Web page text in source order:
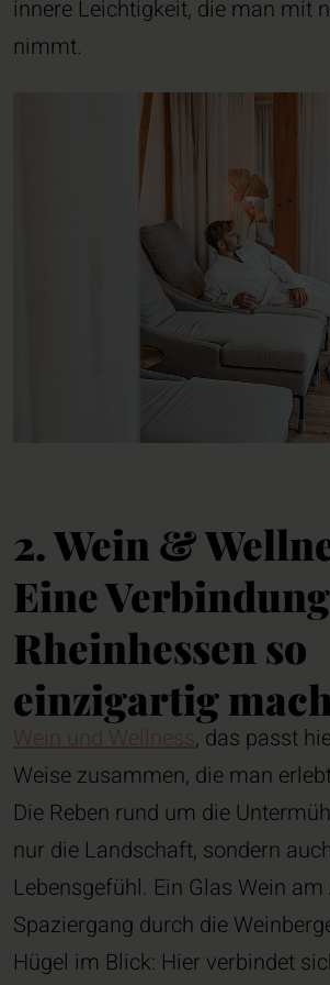
innere Leichtigkeit, die man mit
nimmt.
2. Wein &
Eine
Rheinhessen so
einzigartig
, das passt
Weise zusammen, die man
Die Reben rund um die
nur die Landschaft, sondern
Lebensgefühl. Ein Glas Wein am
Spaziergang durch die
Hügel im Blick: Hier verbindet